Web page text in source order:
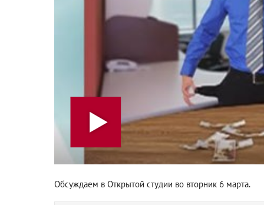
Обсуждаем в Открытой студии во вторник 6 марта.